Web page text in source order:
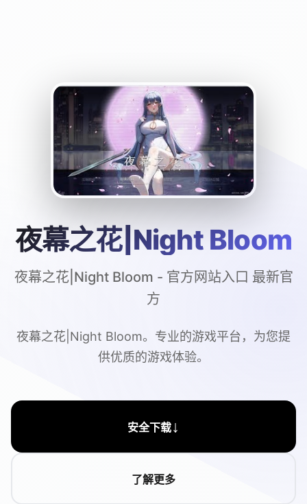
夜幕之花|Night Bloom
夜幕之花|Night Bloom - 官方网站入口 最新官
方
夜幕之花|Night Bloom。专业的游戏平台，为您提
供优质的游戏体验。
安全下载↓
了解更多